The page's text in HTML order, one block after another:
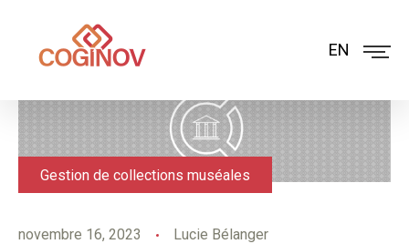
EN
Gestion de collections muséales
novembre 16, 2023 Lucie Bélanger